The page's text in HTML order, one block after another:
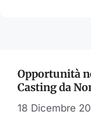
Opportunità
Casting da
18 Dicembre